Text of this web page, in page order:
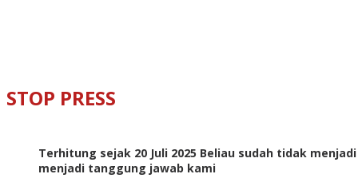
STOP PRESS
Terhitung sejak 20 Juli 2025 Beliau sudah tidak
menjadi tanggung jawab kami